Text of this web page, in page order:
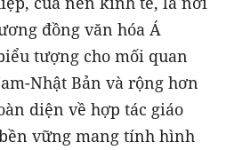
đồng văn hóa Á
tượng cho mối quan
Nhật Bản và rộng hơn
diện về hợp tác giáo
vững mang tính hình